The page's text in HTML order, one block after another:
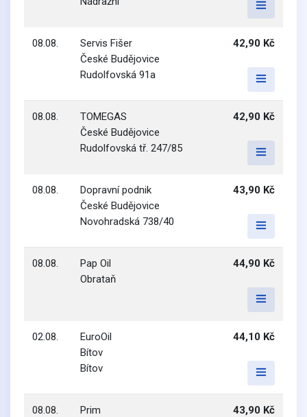
08.08.
Servis Fišer
České Budějovice
Rudolfovská 91a
42,90 Kč
08.08.
TOMEGAS
České Budějovice
Rudolfovská tř. 247/85
42,90 Kč
08.08.
Dopravní podnik
České Budějovice
Novohradská 738/40
43,90 Kč
08.08.
Pap Oil
Obrataň
44,90 Kč
02.08.
EuroOil
Bítov
Bítov
44,10 Kč
08.08.
Prim
43,90 Kč